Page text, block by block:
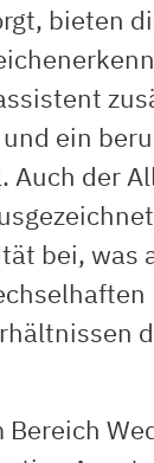
bieten
ein
Auch der
bei, was
Bereich